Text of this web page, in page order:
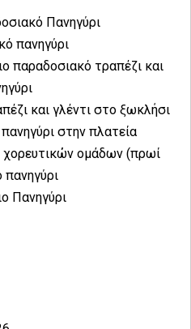
Πανηγύρι
πανηγύρι
παραδοσιακό τραπέζι και
και γλέντι στο ξωκλήσι
στην πλατεία
χορευτικών ομάδων (πρωί
Πανηγύρι